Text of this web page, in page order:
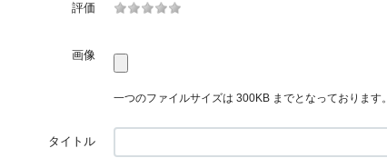
評価
画像
一つのファイルサイズは 300KB までとなっております。
タイトル